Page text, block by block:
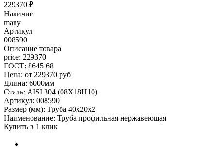
229370 ₽
Наличие
many
Артикул
008590
Описание товара
price: 229370
ГОСТ: 8645-68
Цена: от 229370 руб
Длина: 6000мм
Сталь: AISI 304 (08Х18Н10)
Артикул: 008590
Размер (мм): Труба 40х20х2
Наименование: Труба профильная нержавеющая
Купить в 1 клик